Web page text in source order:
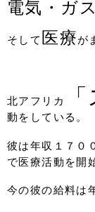
電気・ガ
そして 医療が
北アフリカ
動をしている。
彼は年収１７０
で医療活動を開
今の彼の給料は